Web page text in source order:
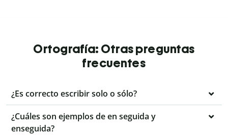
Ortografía: Otras preguntas
frecuentes
¿Es correcto escribir solo o sólo?
¿Cuáles son ejemplos de en seguida y
enseguida?